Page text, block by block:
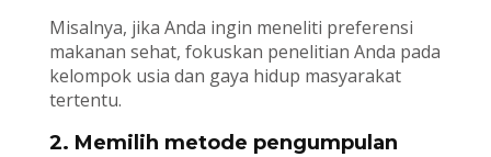
Misalnya, jika Anda ingin meneliti preferensi
makanan sehat, fokuskan penelitian Anda pada
kelompok usia dan gaya hidup masyarakat
tertentu.
2. Memilih metode pengumpulan